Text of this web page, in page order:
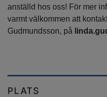
anställd hos oss! För mer
varmt välkommen att
Gudmundsson, på
PLATS